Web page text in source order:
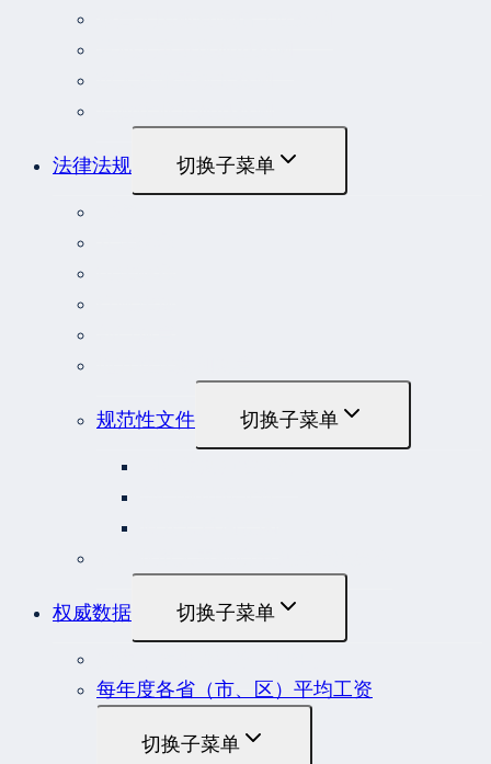
法律法规 切换子菜单
规范性文件 切换子菜单
权威数据 切换子菜单
每年度各省（市、区）平均工资
切换子菜单